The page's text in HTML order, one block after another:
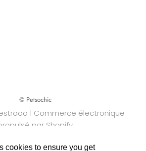
cookies to ensure you get
cookies to ensure you get
© Petsochic
| Commerce électronique
par Shopify